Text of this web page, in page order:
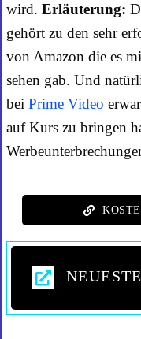
wird. Erläuterung:
gehört zu den sehr
von Amazon die es
sehen gab. Und
bei Prime Video
auf Kurs zu bringen